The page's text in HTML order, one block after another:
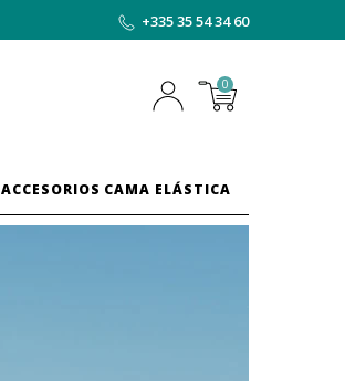
+335 35 54 34 60
0
ACCESORIOS CAMA ELÁSTICA